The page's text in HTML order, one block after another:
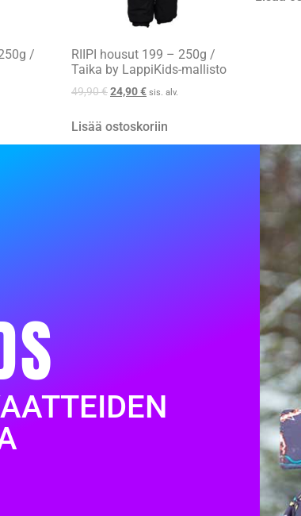
/
RIIPI housut 199 – 250g /
Taika by LappiKids-mallisto
49,90€24,90€ sis. alv.
Lisää ostoskoriin